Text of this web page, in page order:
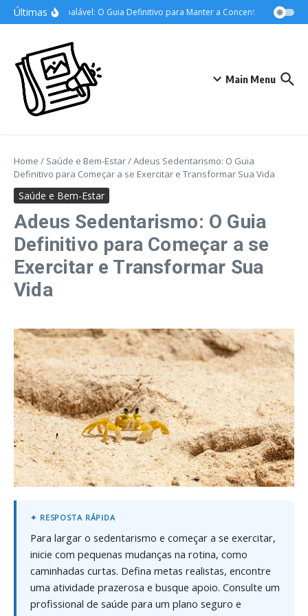
Ir para o conteúdo
Últimas
Foco Inabalável: O Guia Definitivo para Manter a Concentração nos
Main Menu
Home / Saúde e Bem-Estar/Adeus Sedentarismo: O Guia
Definitivo para Começar a se Exercitar e Transformar Sua Vida
Saúde e Bem-Estar
Adeus Sedentarismo: O Guia
Definitivo para Começar a se
Exercitar e Transformar Sua
Vida
Para largar o sedentarismo e começar a se exercitar,
inicie com pequenas mudanças na rotina, como
caminhadas curtas. Defina metas realistas, encontre
uma atividade prazerosa e busque apoio. Consulte um
profissional de saúde para um plano seguro e